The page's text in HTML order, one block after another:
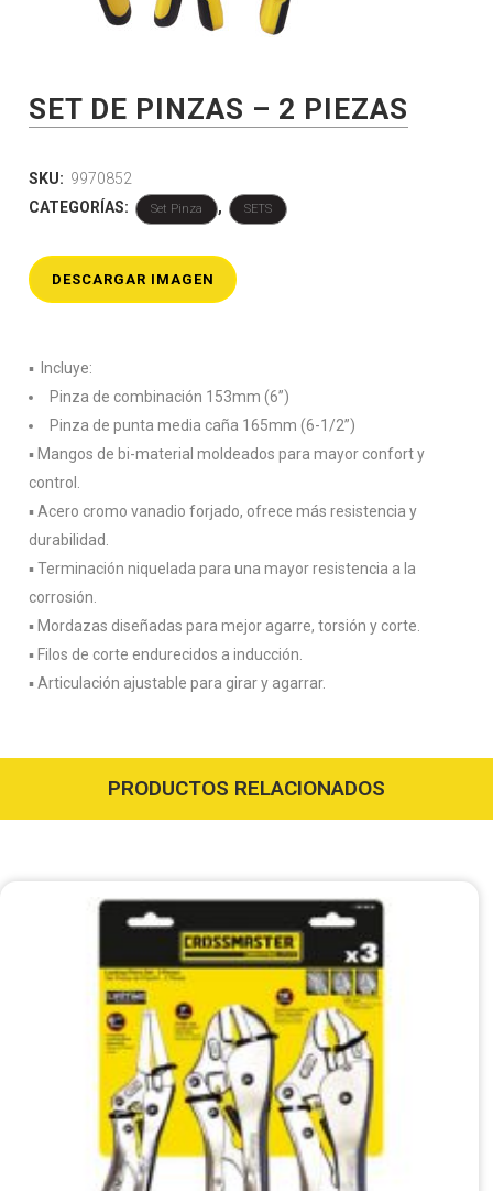
SET DE PINZAS – 2 PIEZAS
SKU: 9970852
CATEGORÍAS:
Set Pinza , SETS
DESCARGAR IMAGEN
▪️ Incluye:
Pinza de combinación 153mm (6”)
Pinza de punta media caña 165mm (6-1/2”)
▪️ Mangos de bi-material moldeados para mayor confort y
control.
▪️ Acero cromo vanadio forjado, ofrece más resistencia y
durabilidad.
▪️ Terminación niquelada para una mayor resistencia a la
corrosión.
▪️ Mordazas diseñadas para mejor agarre, torsión y corte.
▪️ Filos de corte endurecidos a inducción.
▪️ Articulación ajustable para girar y agarrar.
PRODUCTOS RELACIONADOS